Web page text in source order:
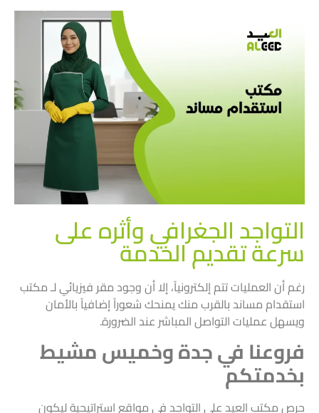
التواجد الجغرافي وأثره على
سرعة تقديم الخدمة
رغم أن العمليات تتم إلكترونياً، إلا أن وجود مقر فيزيائي لـ مكتب
استقدام مساند بالقرب منك يمنحك شعوراً إضافياً بالأمان
ويسهل عمليات التواصل المباشر عند الضرورة.
فروعنا في جدة وخميس مشيط
بخدمتكم
حرص مكتب العيد على التواجد في مواقع استراتيجية ليكون